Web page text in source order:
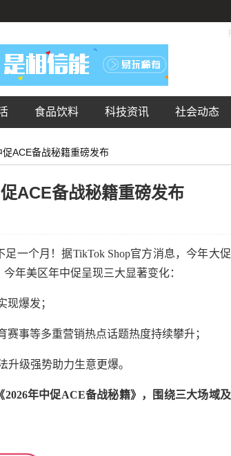
食品饮料 科技资讯 社会动态
ACE备战秘籍重磅发布
ACE备战秘籍重磅发布
足一个月！据TikTok Shop官方消息，今年大
年美区年中促呈现三大显著变化：
现爆发；
事等多重营销热点话题热度持续攀升；
级强势助力生意更爆。
《2026年中促ACE备战秘籍》，围绕三大场域